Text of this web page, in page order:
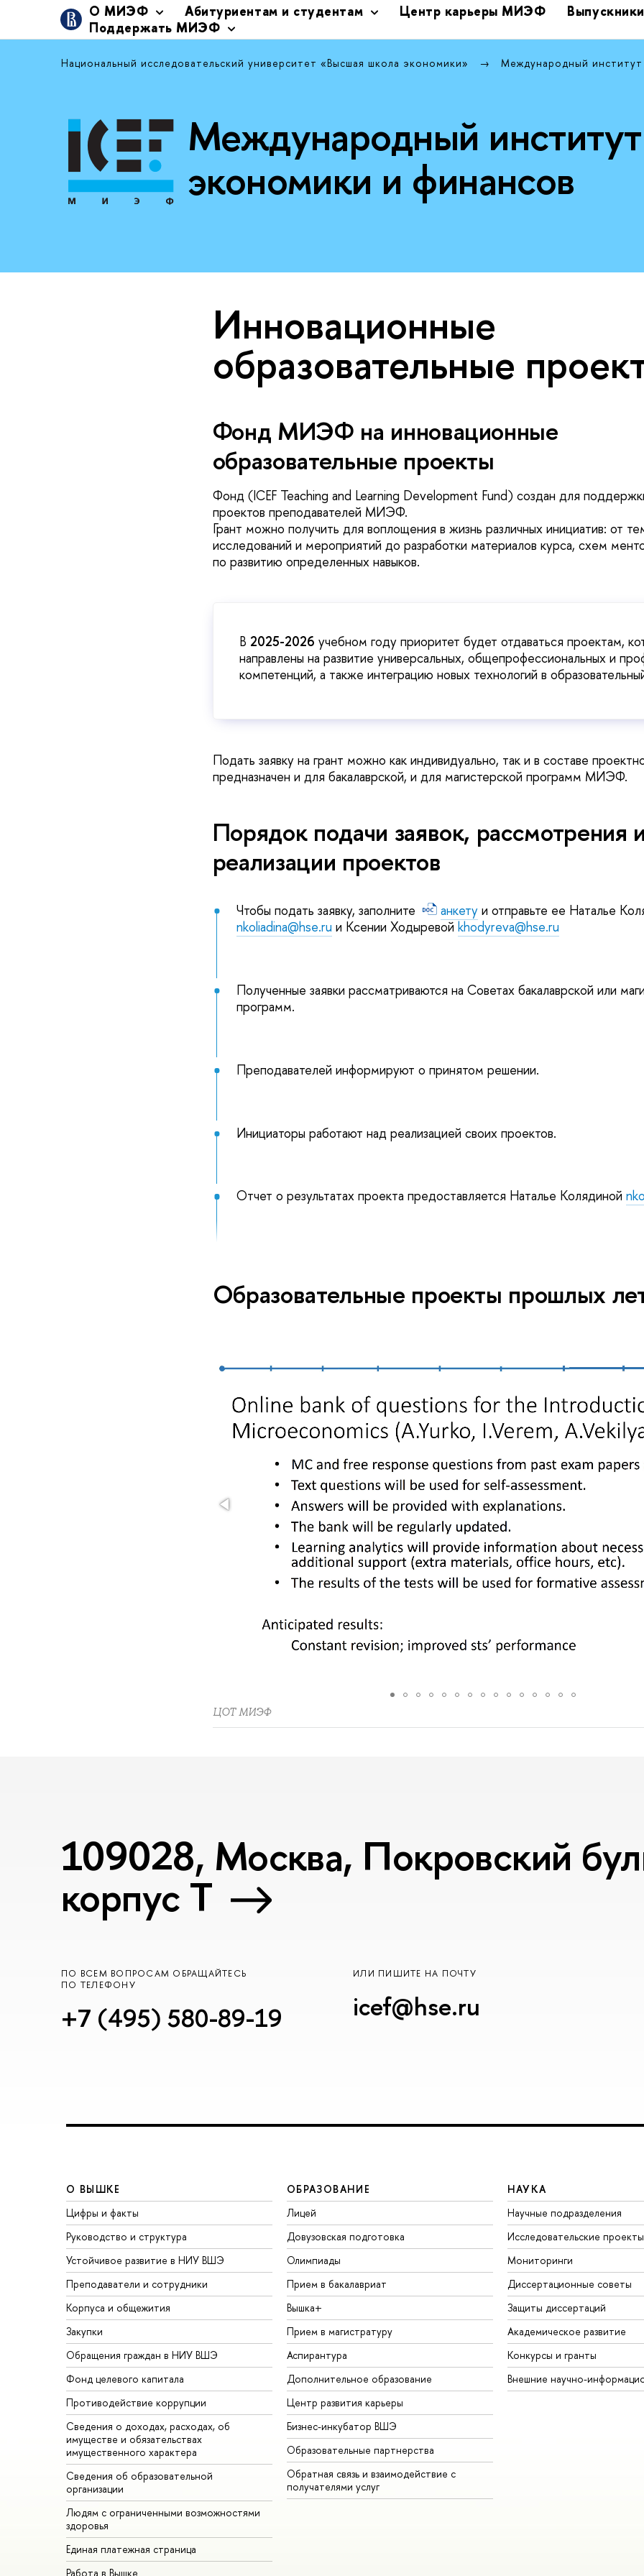
О МИЭФ Абитуриентам и студентам Центр карьеры МИЭФ
Выпускники
Поддержать МИЭФ
Национальный исследовательский университет «Высшая школа экономики» Международный
Международный институт
экономики и финансов
Инновационные
образовательные
Фонд МИЭФ на инновационные
образовательные проекты
Фонд (ICEF Teaching and Learning Development Fund) создан для
проектов преподавателей МИЭФ.
Грант можно получить для воплощения в жизнь различных инициатив: от
исследований и мероприятий до разработки материалов курса, схем
по развитию определенных навыков.
В 2025-2026 учебном году приоритет будет отдаваться проектам,
направлены на развитие универсальных, общепрофессиональных и
компетенций, а также интеграцию новых технологий в
Подать заявку на грант можно как индивидуально, так и в составе
предназначен и для бакалаврской, и для магистерской программ МИЭФ.
Порядок подачи заявок, рассмотрения
реализации проектов
Чтобы подать заявку, заполните анкету и отправьте ее Наталье
nkoliadina@hse.ru и Ксении Ходыревойkhodyreva@hse.ru
Полученные заявки рассматриваются на Советах бакалаврской или
программ.
Преподавателей информируют о принятом решении.
Инициаторы работают над реализацией своих проектов.
Отчет о результатах проекта предоставляется Наталье Колядиной
Образовательные проекты прошлых
ЦОТ МИЭФ
109028, Москва, Покровский
корпус T
ПО ВСЕМ ВОПРОСАМ ОБРАЩАЙТЕСЬ
ПО ТЕЛЕФОНУ
+7 (495) 580-89-19
ИЛИ ПИШИТЕ НА ПОЧТУ
icef@hse.ru
О ВЫШКЕ
Цифры и факты
Руководство и структура
Устойчивое развитие в НИУ ВШЭ
Преподаватели и сотрудники
Корпуса и общежития
Закупки
Обращения граждан в НИУ ВШЭ
Фонд целевого капитала
Противодействие коррупции
Сведения о доходах, расходах, об
имуществе и обязательствах
имущественного характера
Сведения об образовательной
организации
Людям с ограниченными возможностями
здоровья
Единая платежная страница
Работа в Вышке
ОБРАЗОВАНИЕ
Лицей
Довузовская подготовка
Олимпиады
Прием в бакалавриат
Вышка+
Прием в магистратуру
Аспирантура
Дополнительное образование
Центр развития карьеры
Бизнес-инкубатор ВШЭ
Образовательные партнерства
Обратная связь и взаимодействие с
получателями услуг
НАУКА
Научные подразделения
Исследовательские проекты
Мониторинги
Диссертационные советы
Защиты диссертаций
Академическое развитие
Конкурсы и гранты
Внешние научно-